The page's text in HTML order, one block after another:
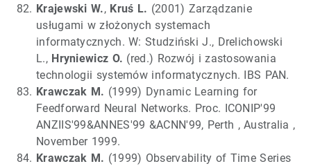
Krajewski W., Kruś L. (2001) Zarządzanie
usługami w złożonych systemach
informatycznych. W: Studziński J., Drelichowski
L., Hryniewicz O. (red.) Rozwój i zastosowania
technologii systemów informatycznych. IBS PAN.
Krawczak M. (1999) Dynamic Learning for
Feedforward Neural Networks. Proc. ICONIP'99
ANZIIS'99&ANNES'99 &ACNN'99, Perth , Australia ,
November 1999.
Krawczak M. (1999) Observability of Time Series